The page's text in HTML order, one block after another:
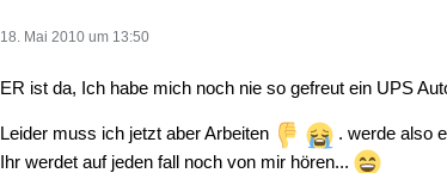
18. Mai 2010 um 13:50
ER ist da, Ich habe mich noch nie so gefreut ein UPS
Leider muss ich jetzt aber Arbeiten
. werde also
Ihr werdet auf jeden fall noch von mir hören...